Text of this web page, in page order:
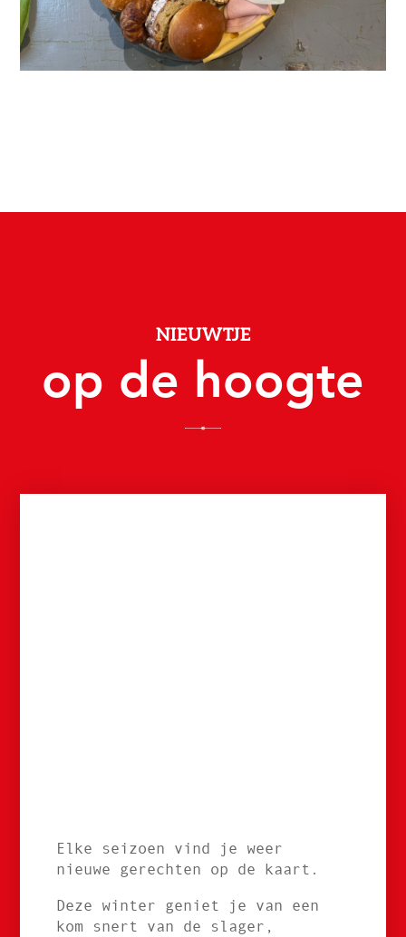
NIEUWTJE
op de hoogte
Elke seizoen vind je weer
nieuwe gerechten op de kaart.
Deze winter geniet je van een
kom snert van de slager,